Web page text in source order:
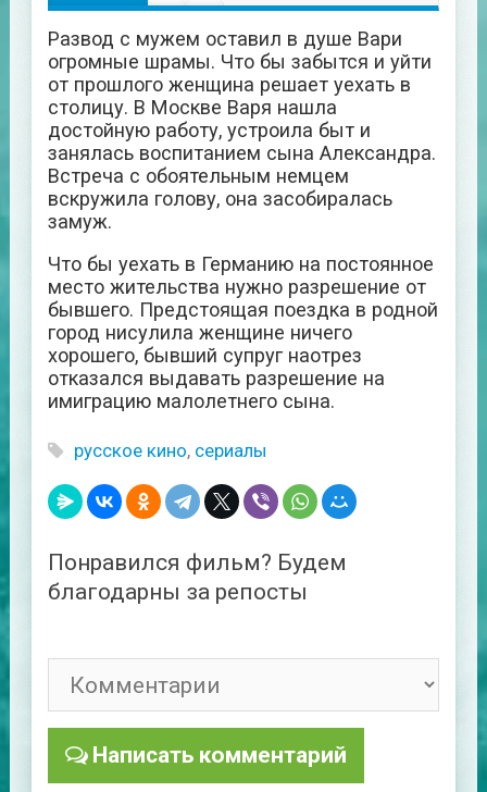
Развод с мужем оставил в душе Вари
огромные шрамы. Что бы забытся и уйти
от прошлого женщина решает уехать в
столицу. В Москве Варя нашла
достойную работу, устроила быт и
занялась воспитанием сына Александра.
Встреча с обоятельным немцем
вскружила голову, она засобиралась
замуж.
Что бы уехать в Германию на постоянное
место жительства нужно разрешение от
бывшего. Предстоящая поездка в родной
город нисулила женщине ничего
хорошего, бывший супруг наотрез
отказался выдавать разрешение на
имиграцию малолетнего сына.
русское кино, сериалы
Понравился фильм? Будем
благодарны за репосты
Написать комментарий